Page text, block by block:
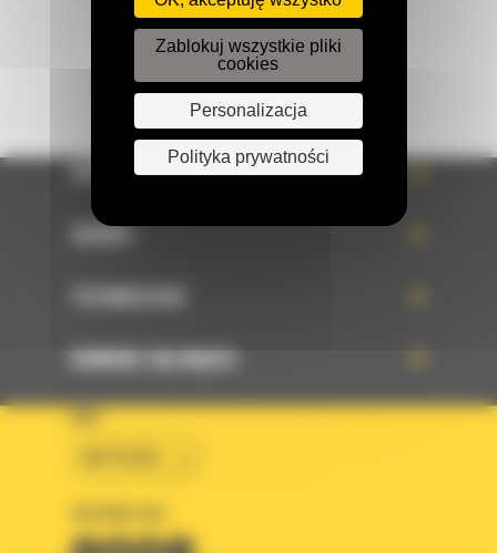
OFERTA
SERWIS
TECHNOLOGIE
DOWIEDZ SIĘ WIĘCEJ
KRAJ
Zablokuj wszystkie pliki
cookies
Personalizacja
Polityka prywatności